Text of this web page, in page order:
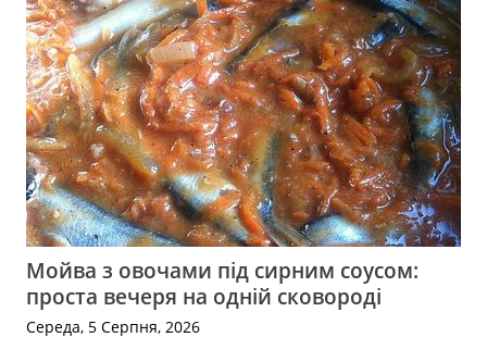
Мойва з овочами під сирним соусом:
проста вечеря на одній сковороді
Середа, 5 Серпня, 2026